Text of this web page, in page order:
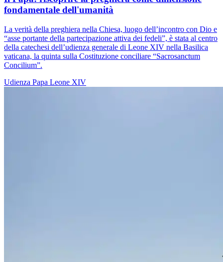
fondamentale dell'umanità
La verità della preghiera nella Chiesa, luogo dell’incontro con Dio e
“asse portante della partecipazione attiva dei fedeli”, è stata al centro
della catechesi dell’udienza generale di Leone XIV nella Basilica
vaticana, la quinta sulla Costituzione conciliare “Sacrosanctum
Concilium”.
Udienza Papa Leone XIV